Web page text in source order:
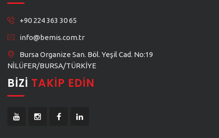
+90 224 363 30 65
info@bemis.com.tr
Bursa Organize San. Böl. Yeşil Cad. No:19
NİLÜFER/BURSA/TÜRKİYE
BIZI TAKIP EDIN